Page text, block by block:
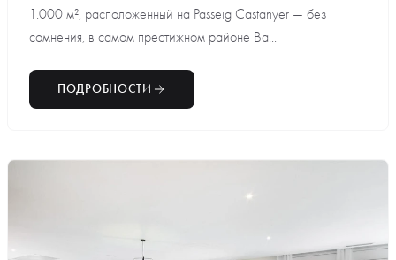
1.000 м², расположенный на Passeig Castanyer — без
сомнения, в самом престижном районе Ва...
ПОДРОБНОСТИ